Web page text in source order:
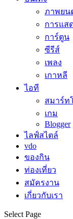
ภาพยน
การแส
การ์ตูน
ซีรีส์
เพลง
เกาหลี
ไอที
สมาร์ท
เกม
Blogger
ไลฟ์สไตล์
vdo
ของกิน
ท่องเที่ยว
สมัครงาน
เกี่ยวกับเรา
Select Page